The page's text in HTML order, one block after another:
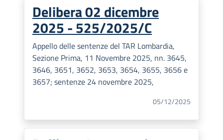
Delibera 02 dicembre
2025 - 525/2025/C
Appello delle sentenze del TAR Lombardia,
Sezione Prima, 11 Novembre 2025, nn. 3645,
3646, 3651, 3652, 3653, 3654, 3655, 3656 e
3657; sentenze 24 novembre 2025,
05/12/2025